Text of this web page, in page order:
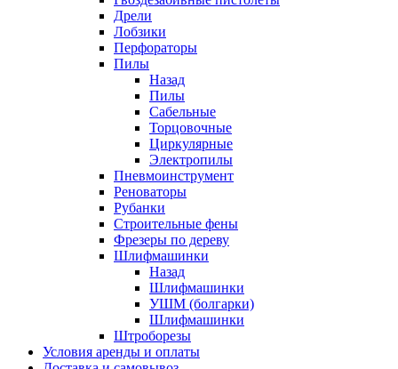
Дрели
Лобзики
Перфораторы
Пилы
Назад
Пилы
Сабельные
Торцовочные
Циркулярные
Электропилы
Пневмоинструмент
Реноваторы
Рубанки
Строительные фены
Фрезеры по дереву
Шлифмашинки
Назад
Шлифмашинки
УШМ (болгарки)
Шлифмашинки
Штроборезы
Условия аренды и оплаты